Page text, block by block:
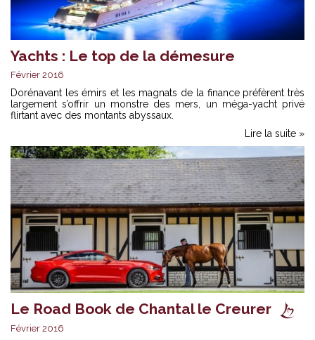
Yachts : Le top de la démesure
Février 2016
Dorénavant les émirs et les magnats de la finance préfèrent très
largement s’offrir un monstre des mers, un méga-yacht privé
flirtant avec des montants abyssaux.
Lire la suite »
Le Road Book de Chantal le Creurer
Février 2016